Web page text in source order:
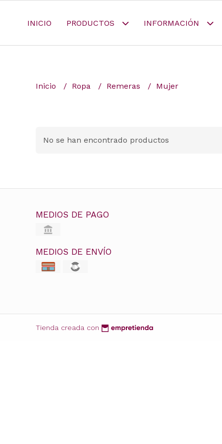
INICIO PRODUCTOS INFORMACIÓN
Inicio Ropa Remeras Mujer
No se han encontrado productos
MEDIOS DE PAGO
MEDIOS DE ENVÍO
Tienda creada con